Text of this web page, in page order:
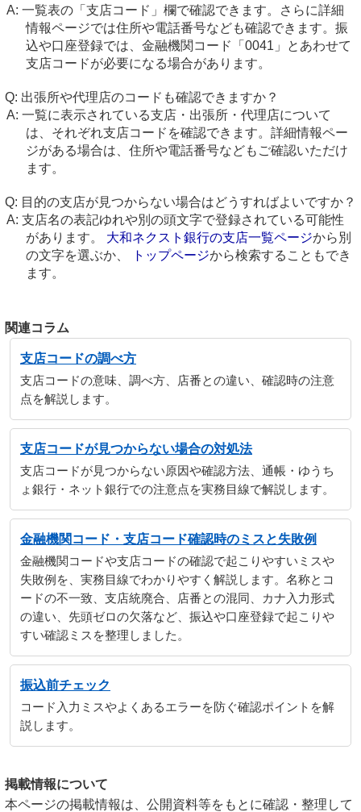
一覧表の「支店コード」欄で確認できます。さらに詳細
情報ページでは住所や電話番号なども確認できます。振
込や口座登録では、金融機関コード「0041」とあわせて
支店コードが必要になる場合があります。
出張所や代理店のコードも確認できますか？
一覧に表示されている支店・出張所・代理店について
は、それぞれ支店コードを確認できます。詳細情報ペー
ジがある場合は、住所や電話番号などもご確認いただけ
ます。
目的の支店が見つからない場合はどうすればよいですか？
支店名の表記ゆれや別の頭文字で登録されている可能性
があります。 大和ネクスト銀行の支店一覧ページから別
の文字を選ぶか、
トップページから検索することもでき
ます。
関連コラム
支店コードの調べ方
支店コードの意味、調べ方、店番との違い、確認時の注意
点を解説します。
支店コードが見つからない場合の対処法
支店コードが見つからない原因や確認方法、通帳・ゆうち
ょ銀行・ネット銀行での注意点を実務目線で解説します。
金融機関コード・支店コード確認時のミスと失敗例
金融機関コードや支店コードの確認で起こりやすいミスや
失敗例を、実務目線でわかりやすく解説します。名称とコ
ードの不一致、支店統廃合、店番との混同、カナ入力形式
の違い、先頭ゼロの欠落など、振込や口座登録で起こりや
すい確認ミスを整理しました。
振込前チェック
コード入力ミスやよくあるエラーを防ぐ確認ポイントを解
説します。
掲載情報について
本ページの掲載情報は、公開資料等をもとに確認・整理して